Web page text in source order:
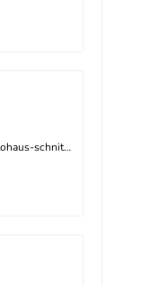
hilden-vw-nw@autohaus-schnitzler.dealerdesk.de